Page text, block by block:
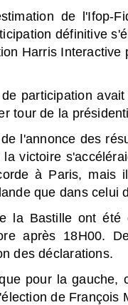
de l'Ifop-
définitive
Harris
participation
tour de la
l'annonce des
victoire
à Paris, mais
que dans celui
la Bastille ont
après 18H00.
des déclarations.
pour la gauche,
de François